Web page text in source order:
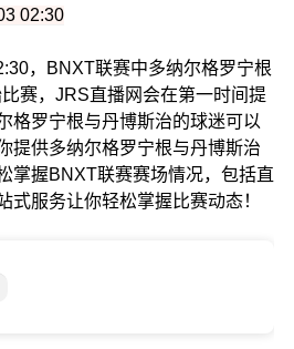
02:30
，BNXT联赛中多纳尔格罗宁根
赛，JRS直播网会在第一时间提
格罗宁根与丹博斯治的球迷可以
提供多纳尔格罗宁根与丹博斯治
掌握BNXT联赛赛场情况，包括直
式服务让你轻松掌握比赛动态！